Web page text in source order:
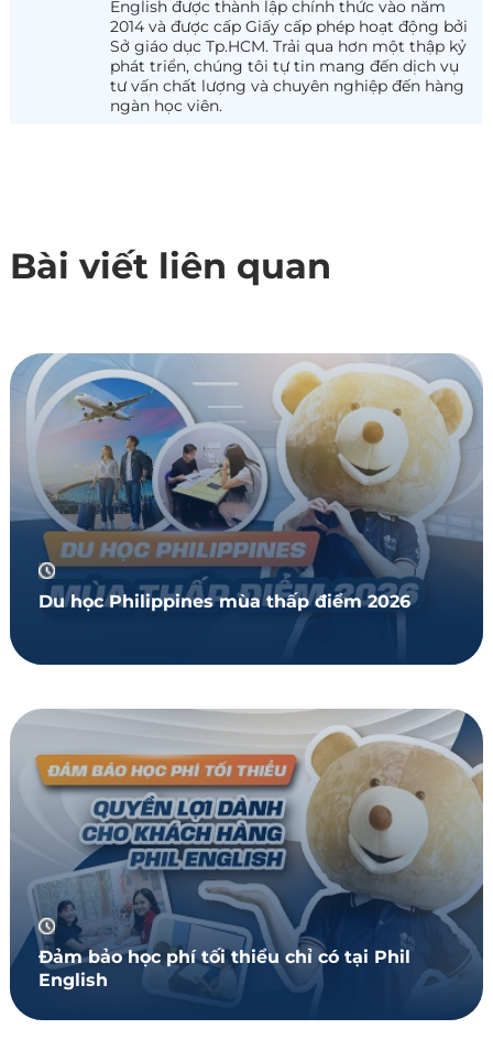
English được thành lập chính thức vào năm
2014 và được cấp Giấy cấp phép hoạt động bởi
Sở giáo dục Tp.HCM. Trải qua hơn một thập kỷ
phát triển, chúng tôi tự tin mang đến dịch vụ
tư vấn chất lượng và chuyên nghiệp đến hàng
ngàn học viên.
Bài viết liên quan
Du học Philippines mùa thấp điểm 2026
Đảm bảo học phí tối thiểu chỉ có tại Phil
English